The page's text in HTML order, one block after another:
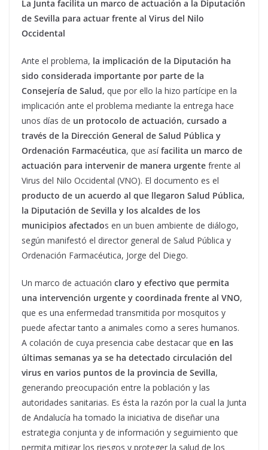
La Junta facilita un marco de actuación a la Diputación
de Sevilla para actuar frente al Virus del Nilo
Occidental
Ante el problema, la implicación de la Diputación ha
sido considerada importante por parte de la
Consejería de Salud, que por ello la hizo partícipe en la
implicación ante el problema mediante la entrega hace
unos días de un protocolo de actuación, cursado a
través de la Dirección General de Salud Pública y
Ordenación Farmacéutica, que asífacilita un marco de
actuación para intervenir de manera urgente frente al
Virus del Nilo Occidental (VNO). El documento es el
producto de un acuerdo al que llegaron Salud Pública,
la Diputación de Sevilla y los alcaldes de los
municipios afectados en un buen ambiente de diálogo,
según manifestó el director general de Salud Pública y
Ordenación Farmacéutica, Jorge del Diego.
Un marco de actuación claro y efectivo que permita
una intervención urgente y coordinada frente al VNO,
que es una enfermedad transmitida por mosquitos y
puede afectar tanto a animales como a seres humanos.
A colación de cuya presencia cabe destacar que en las
últimas semanas ya se ha detectado circulación del
virus en varios puntos de la provincia de Sevilla,
generando preocupación entre la población y las
autoridades sanitarias. Es ésta la razón por la cual la Junta
de Andalucía ha tomado la iniciativa de diseñar una
estrategia conjunta y de información y seguimiento que
permita mitigar los riesgos y proteger la salud de los